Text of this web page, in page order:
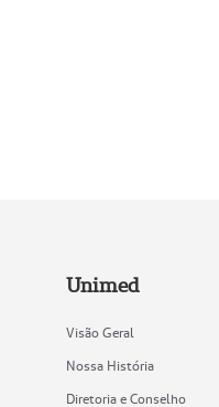
Unimed
Visão Geral
Nossa História
Diretoria e Conselho